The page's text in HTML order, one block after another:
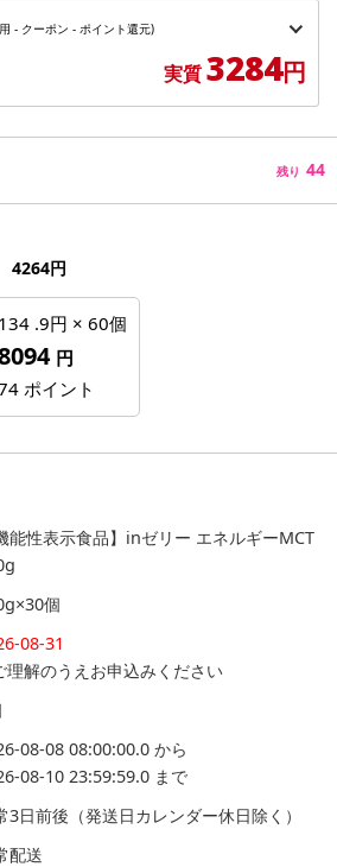
- クーポン - ポイント還元)
実質3284円
残り 44
4264円
134 .9円 × 60個
円
ポイント
能性表示食品】inゼリー エネルギーMCT
個
08-31
解のうえお申込みください
08-08 08:00:00.0 から
08-10 23:59:59.0 まで
3日前後（発送日カレンダー休日除く）
配送